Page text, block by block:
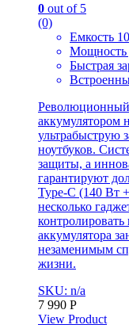
0 out of 5
(0)
Емкость
Мощность
Быстрая
аккумулятором
ультрабыструю
ноутбуков.
защиты, а
гарантируют
Type-C (140 Вт
несколько
аккумулятора
незаменимым
жизни.
SKU: n/a
7 990 Р
View Product